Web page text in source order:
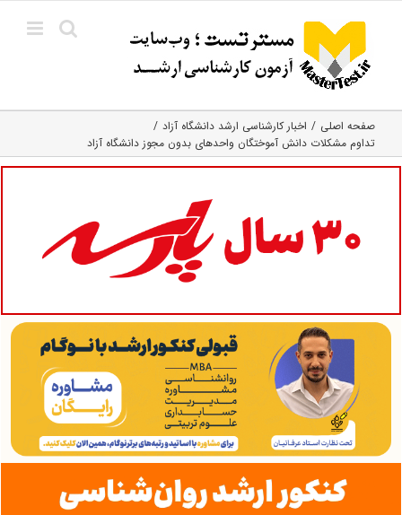
content
صفحه اصلی
اخبار کارشناسی ارشد دانشگاه آزاد
تداوم مشکلات دانش آموختگان واحدهای بدون مجوز دانشگاه آزاد